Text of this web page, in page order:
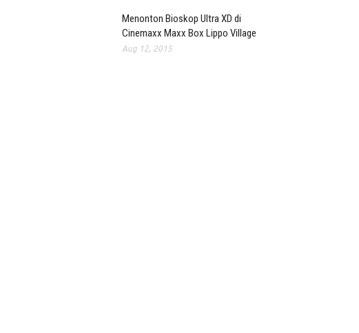
Menonton Bioskop Ultra XD di
Cinemaxx Maxx Box Lippo Village
Aug 12, 2015